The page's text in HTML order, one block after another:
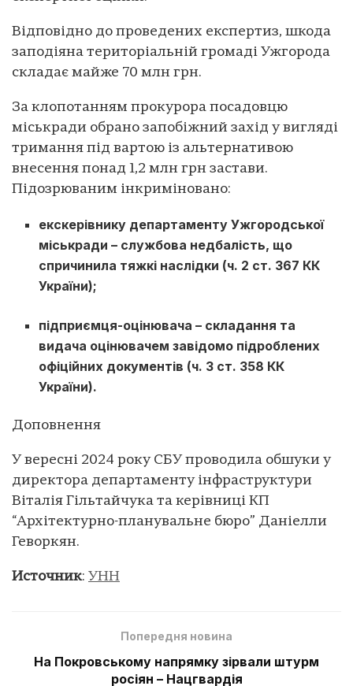
Відповідно до проведених експертиз, шкода
заподіяна територіальній громаді Ужгорода
складає майже 70 млн грн.
За клопотанням прокурора посадовцю
міськради обрано запобіжний захід у вигляді
тримання під вартою із альтернативою
внесення понад 1,2 млн грн застави.
Підозрюваним інкриміновано:
екскерівнику департаменту Ужгородської
міськради – службова недбалість, що
спричинила тяжкі наслідки (ч. 2 ст. 367 КК
України);
підприємця-оцінювача – складання та
видача оцінювачем завідомо підроблених
офіційних документів (ч. 3 ст. 358 КК
України).
Доповнення
У вересні 2024 року СБУ проводила обшуки у
директора департаменту інфраструктури
Віталія Гільтайчука та керівниці КП
“Архітектурно-планувальне бюро” Даніелли
Геворкян.
Источник: УНН
Попередня новина
На Покровському напрямку зірвали штурм
росіян – Нацгвардія